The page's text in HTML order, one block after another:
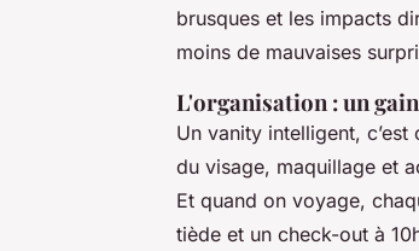
brusques et les impacts
moins de mauvaises
L'organisation : un
Un vanity intelligent,
du visage, maquillage et
Et quand on voyage,
tiède et un check-out à